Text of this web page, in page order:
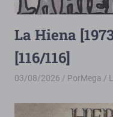
La Hiena
[116/116]
03/08/2026 PorMega